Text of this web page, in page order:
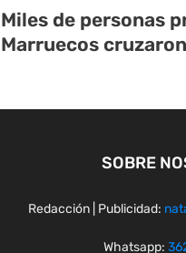
Miles de personas
Marruecos
SOBRE
Redacción | Publicidad:
Whatsapp: